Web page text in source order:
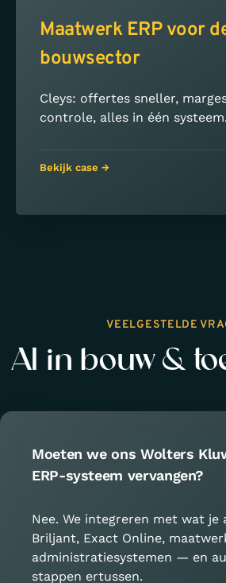
Maatwerk ERP voor
bouwsector
Cleys: offertes sneller,
controle, alles in één systeem.
Bekijk case →
VEELGESTELDE
AI in bouw &
Moeten we ons Wolters
ERP-systeem vervangen?
Nee. We integreren met wat
Briljant, Exact Online,
administratiesystemen — en
stappen ertussen.